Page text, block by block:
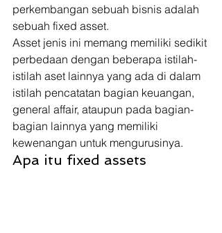
perkembangan sebuah bisnis adalah
sebuah fixed asset.
Asset jenis ini memang memiliki sedikit
perbedaan dengan beberapa istilah-
istilah aset lainnya yang ada di dalam
istilah pencatatan bagian keuangan,
general affair, ataupun pada bagian-
bagian lainnya yang memiliki
kewenangan untuk mengurusinya.
Apa itu fixed assets